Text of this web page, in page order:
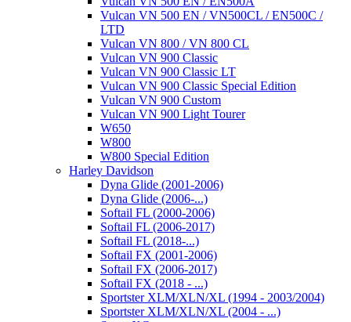
Vulcan VN 500 EN / VN500CL / EN500C /
LTD
Vulcan VN 800 / VN 800 CL
Vulcan VN 900 Classic
Vulcan VN 900 Classic LT
Vulcan VN 900 Classic Special Edition
Vulcan VN 900 Custom
Vulcan VN 900 Light Tourer
W650
W800
W800 Special Edition
Harley Davidson
Dyna Glide (2001-2006)
Dyna Glide (2006-...)
Softail FL (2000-2006)
Softail FL (2006-2017)
Softail FL (2018-...)
Softail FX (2001-2006)
Softail FX (2006-2017)
Softail FX (2018 - ...)
Sportster XLM/XLN/XL (1994 - 2003/2004)
Sportster XLM/XLN/XL (2004 - ...)